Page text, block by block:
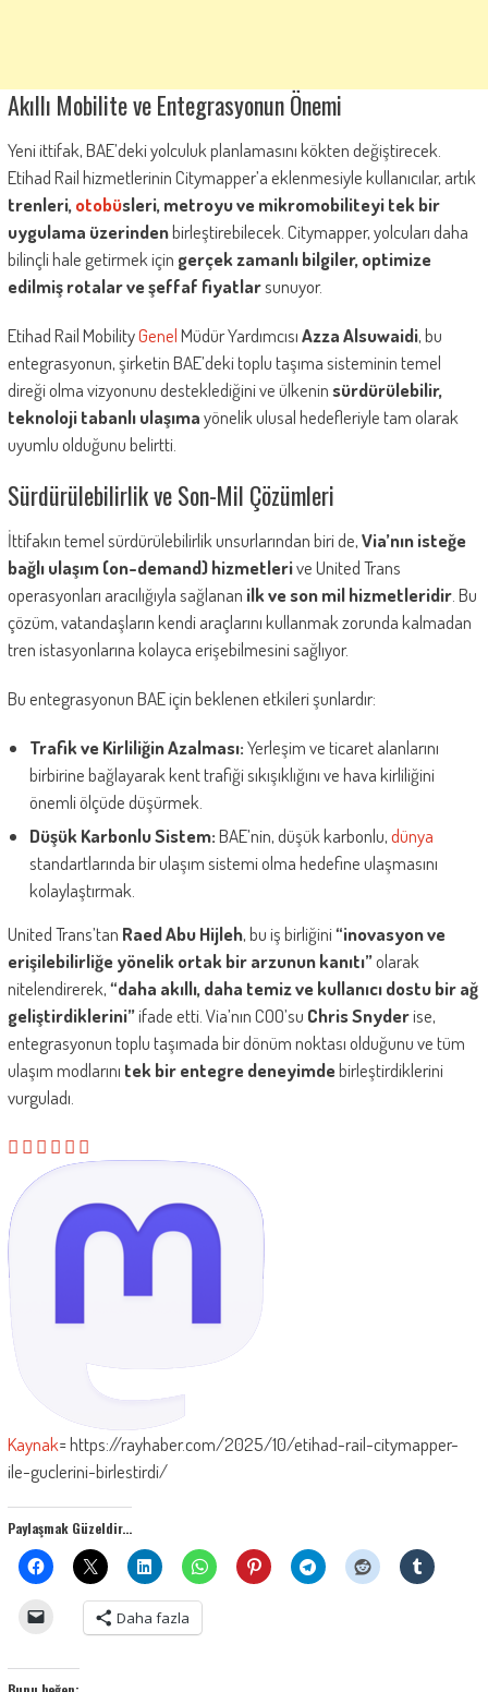
Akıllı Mobilite ve Entegrasyonun Önemi
Yeni ittifak, BAE’deki yolculuk planlamasını kökten değiştirecek.
Etihad Rail hizmetlerinin Citymapper’a eklenmesiyle kullanıcılar, artık
trenleri,otobüsleri, metroyu ve mikromobiliteyi tek bir
uygulama üzerindenbirleştirebilecek. Citymapper, yolcuları daha
bilinçli hale getirmek için gerçek zamanlı bilgiler, optimize
edilmiş rotalar ve şeffaf fiyatlarsunuyor.
Etihad Rail MobilityGenelMüdür YardımcısıAzza Alsuwaidi, bu
entegrasyonun, şirketin BAE’deki toplu taşıma sisteminin temel
direği olma vizyonunu desteklediğini ve ülkeninsürdürülebilir,
teknoloji tabanlı ulaşımayönelik ulusal hedefleriyle tam olarak
uyumlu olduğunu belirtti.
Sürdürülebilirlik ve Son-Mil Çözümleri
İttifakın temel sürdürülebilirlik unsurlarından biri de,Via’nın isteğe
bağlı ulaşım (on-demand) hizmetlerive United Trans
operasyonları aracılığıyla sağlanan ilk ve son mil hizmetleridir. Bu
çözüm, vatandaşların kendi araçlarını kullanmak zorunda kalmadan
tren istasyonlarına kolayca erişebilmesini sağlıyor.
Bu entegrasyonun BAE için beklenen etkileri şunlardır:
Trafik ve Kirliliğin Azalması:Yerleşim ve ticaret alanlarını
birbirine bağlayarak kent trafiği sıkışıklığını ve hava kirliliğini
önemli ölçüde düşürmek.
Düşük Karbonlu Sistem:BAE’nin, düşük karbonlu,dünya
standartlarında bir ulaşım sistemi olma hedefine ulaşmasını
kolaylaştırmak.
United Trans’tan Raed Abu Hijleh, bu iş birliğini“inovasyon ve
erişilebilirliğe yönelik ortak bir arzunun kanıtı”olarak
nitelendirerek,“daha akıllı, daha temiz ve kullanıcı dostu bir ağ
geliştirdiklerini”ifade etti. Via’nın COO’su Chris Snyderise,
entegrasyonun toplu taşımada bir dönüm noktası olduğunu ve tüm
ulaşım modlarını tek bir entegre deneyimdebirleştirdiklerini
vurguladı.
Kaynak= https://rayhaber.com/2025/10/etihad-rail-citymapper-
ile-guclerini-birlestirdi/
Paylaşmak Güzeldir...
Daha fazla